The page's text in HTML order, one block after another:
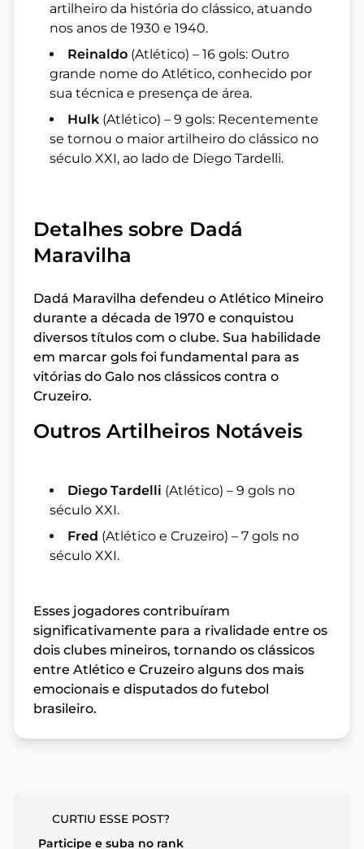
artilheiro da história do clássico, atuando
nos anos de 1930 e 1940.
Reinaldo (Atlético) – 16 gols: Outro
grande nome do Atlético, conhecido por
sua técnica e presença de área.
Hulk (Atlético) – 9 gols: Recentemente
se tornou o maior artilheiro do clássico no
século XXI, ao lado de Diego Tardelli.
Detalhes sobre Dadá
Maravilha
Dadá Maravilha defendeu o Atlético Mineiro
durante a década de 1970 e conquistou
diversos títulos com o clube. Sua habilidade
em marcar gols foi fundamental para as
vitórias do Galo nos clássicos contra o
Cruzeiro.
Outros Artilheiros Notáveis
Diego Tardelli (Atlético) – 9 gols no
século XXI.
Fred (Atlético e Cruzeiro) – 7 gols no
século XXI.
Esses jogadores contribuíram
significativamente para a rivalidade entre os
dois clubes mineiros, tornando os clássicos
entre Atlético e Cruzeiro alguns dos mais
emocionais e disputados do futebol
brasileiro.
CURTIU ESSE POST?
Participe e suba no rank